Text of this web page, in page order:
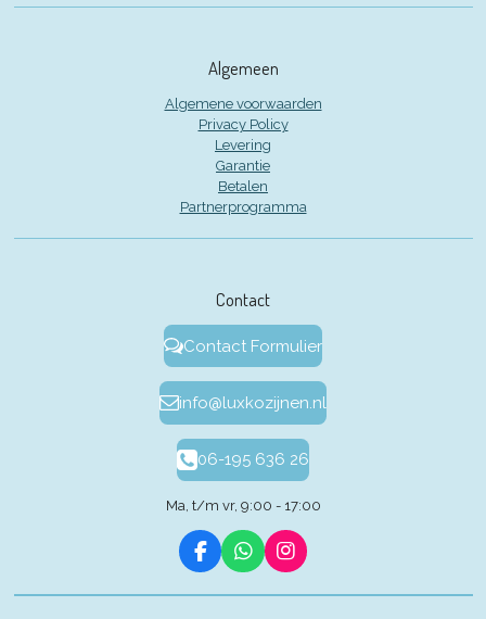
Algemeen
Algemene voorwaarden
Privacy Policy
Levering
Garantie
Betalen
Partnerprogramma
Contact
Contact Formulier
info@luxkozijnen.nl
06-195 636 26
Ma, t/m vr, 9:00 - 17:00
F
a
c
W
h
a
I
n
s